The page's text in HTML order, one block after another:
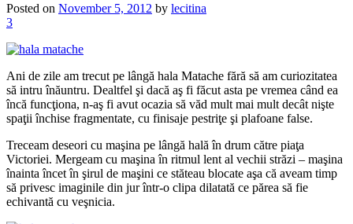
Posted on November 5, 2012 by lecitina
3
Ani de zile am trecut pe lângă hala Matache fără să am curiozitatea
să intru înăuntru. Dealtfel şi dacă aş fi făcut asta pe vremea când ea
încă funcţiona, n-aş fi avut ocazia să văd mult mai mult decât nişte
spaţii închise fragmentate, cu finisaje pestriţe şi plafoane false.
Treceam deseori cu maşina pe lângă hală în drum către piaţa
Victoriei. Mergeam cu maşina în ritmul lent al vechii străzi – maşina
înainta încet în şirul de maşini ce stăteau blocate aşa că aveam timp
să privesc imaginile din jur într-o clipa dilatată ce părea să fie
echivantă cu veşnicia.